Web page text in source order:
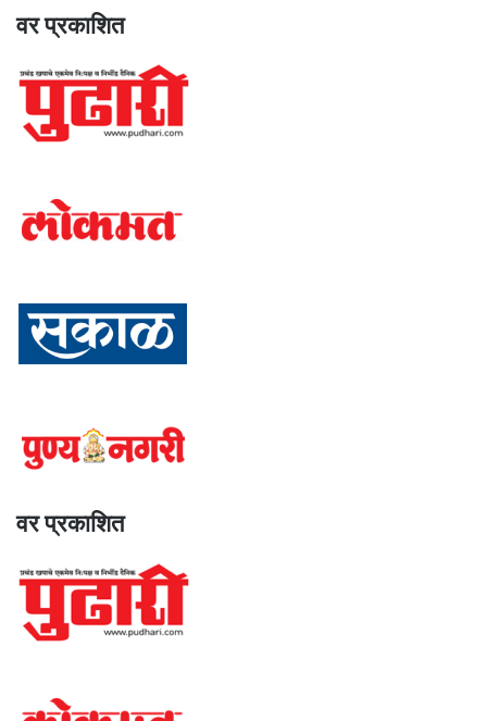
वर प्रकाशित
वर प्रकाशित